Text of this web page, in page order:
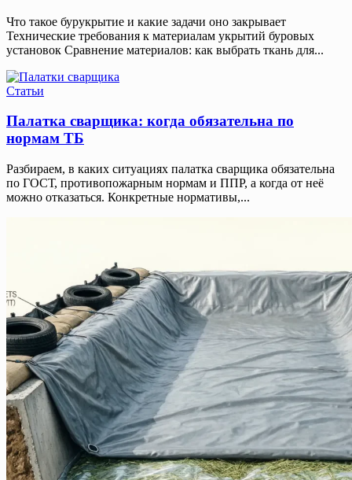
Что такое бурукрытие и какие задачи оно закрывает
Технические требования к материалам укрытий буровых
установок Сравнение материалов: как выбрать ткань для...
Статьи
Палатка сварщика: когда обязательна по
нормам ТБ
Разбираем, в каких ситуациях палатка сварщика обязательна
по ГОСТ, противопожарным нормам и ППР, а когда от неё
можно отказаться. Конкретные нормативы,...